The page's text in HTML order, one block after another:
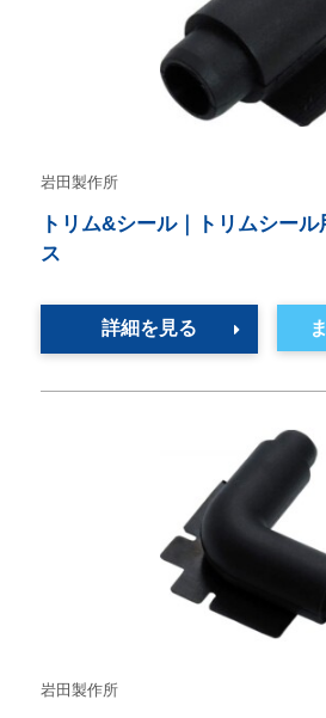
岩田製作所
トリム&シール｜トリムシー
ス
詳細を見る
岩田製作所